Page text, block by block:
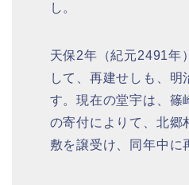
し。
天保2年（紀元2491年
して、再建せしも、
す。現在の堂宇は、篠
の寄付によりて、北郷
敷を譲受け、同年中に